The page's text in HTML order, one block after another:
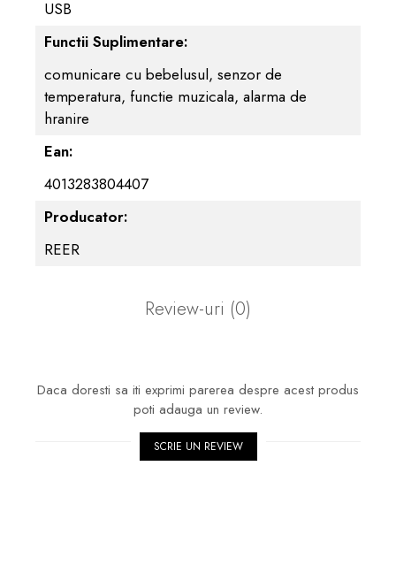
USB
Functii Suplimentare:
comunicare cu bebelusul, senzor de
temperatura, functie muzicala, alarma de
hranire
Ean:
4013283804407
Producator:
REER
Review-uri (0)
Daca doresti sa iti exprimi parerea despre acest produs
poti adauga un review.
SCRIE UN REVIEW